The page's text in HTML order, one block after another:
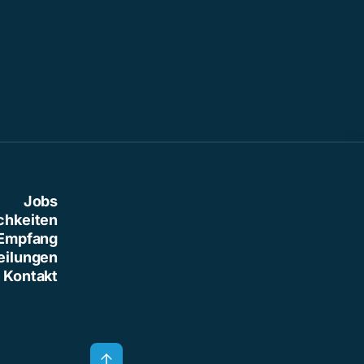
Jobs
Kontakt